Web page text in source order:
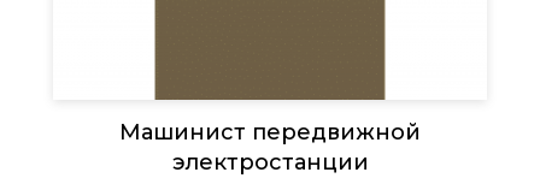
Машинист передвижной
электростанции